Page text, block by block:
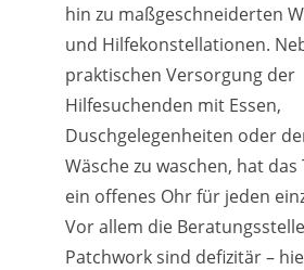
hin zu maßgeschneiderten
und Hilfekonstellationen.
praktischen Versorgung der
Hilfesuchenden mit Essen,
Duschgelegenheiten oder
Wäsche zu waschen, hat
ein offenes Ohr für jeden
Vor allem die
Patchwork sind defizitär –